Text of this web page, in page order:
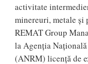
activitate
minereuri, metale şi
REMAT Group
la Agenţia
(ANRM) licenţă de